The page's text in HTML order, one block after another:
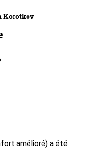
Korotkov
amélioré) a été